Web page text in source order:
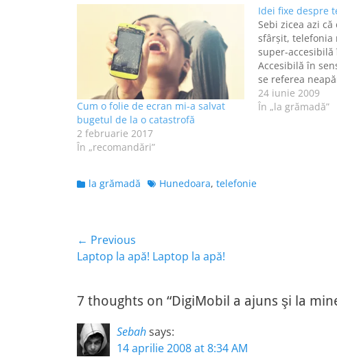
Cum o folie de ecran mi-a salvat
bugetul de la o catastrofă
2 februarie 2017
În „recomandări”
Idei fixe despre
Sebi zicea azi
sfârşit, telefonia
super-accesibilă
Accesibilă în
se referea
mi-am dat
de când cu
24 iunie 2009
În „la grămadă”
Categories
la grămadă TagsHunedoara, telefonie
Navigare
în
articole
← Previous
Previous
Laptop la apă! Laptop la apă!
7 thoughts on “DigiMobil a ajuns şi la
Sebahsays:
14 aprilie 2008 at 8:34 AM